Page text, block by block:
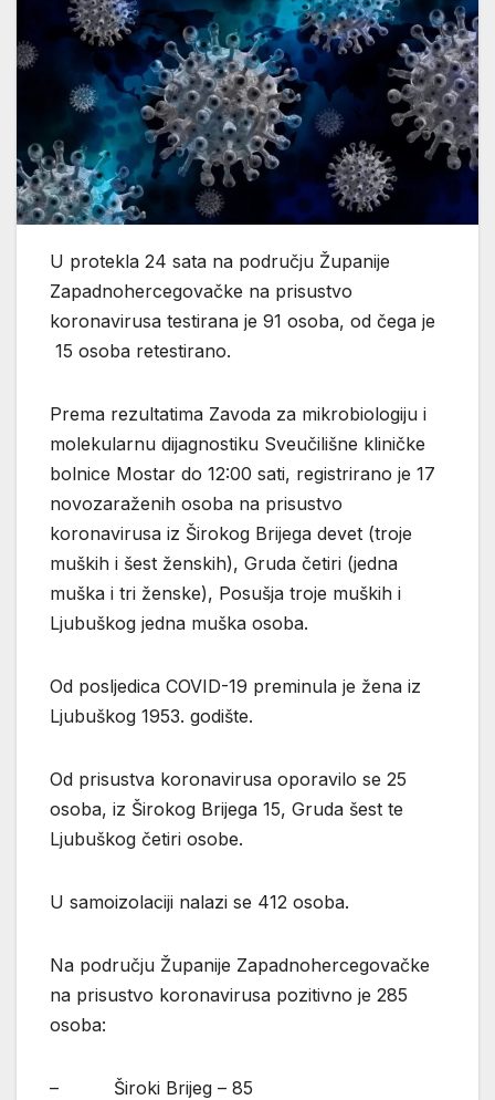
U protekla 24 sata na području Županije
Zapadnohercegovačke na prisustvo
koronavirusa testirana je 91 osoba, od čega je
15 osoba retestirano.
Prema rezultatima Zavoda za mikrobiologiju i
molekularnu dijagnostiku Sveučilišne kliničke
bolnice Mostar do 12:00 sati, registrirano je 17
novozaraženih osoba na prisustvo
koronavirusa iz Širokog Brijega devet (troje
muških i šest ženskih), Gruda četiri (jedna
muška i tri ženske), Posušja troje muških i
Ljubuškog jedna muška osoba.
Od posljedica COVID-19 preminula je žena iz
Ljubuškog 1953. godište.
Od prisustva koronavirusa oporavilo se 25
osoba, iz Širokog Brijega 15, Gruda šest te
Ljubuškog četiri osobe.
U samoizolaciji nalazi se 412 osoba.
Na području Županije Zapadnohercegovačke
na prisustvo koronavirusa pozitivno je 285
osoba:
– Široki Brijeg – 85